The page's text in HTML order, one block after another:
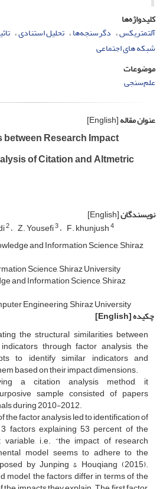
کلیدواژه‌ها
آلتمتریکس دگرسنجه‌ها تحلیل استنادی
شبکه های اجتماعی
موضوعات
علم‌سنجی
عنوان مقاله[English]
Research Impact
of Citation and Altmetric
نویسندگان[English]
2 Z. Yousefi3 F. khunjush4
and Information Science, Shiraz
Science, Shiraz University
and Information Science, Shiraz
Engineering, Shiraz University
چکیده[English]
the structural similarities between
through factor analysis, the
to identify similar indicators and
based on their impact dimensions.
a citation analysis method, it
sample consisted of papers
during 2010-2012.
the factor analysis led to identification of
factors explaining 53 percent of the
i.e. “the impact of research
model seems to adhere to the
by Junping & Houqiang (2015).
model, the factors differ in terms of the